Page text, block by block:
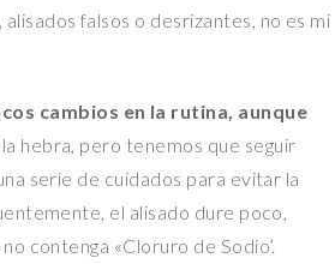
falsos o desrizantes, no es mi
cambios en la rutina, aunque
hebra, pero tenemos que seguir
serie de cuidados para evitar la
el alisado dure poco,
contenga «Cloruro de Sodio’.